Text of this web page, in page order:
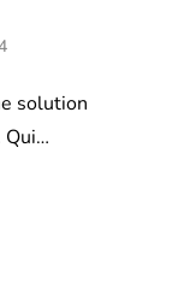
solution
Qui…